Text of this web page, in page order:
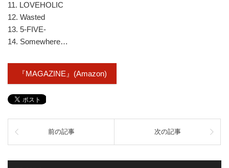
11. LOVEHOLIC
12. Wasted
13. 5-FIVE-
14. Somewhere…
『MAGAZINE』(Amazon)
前の記事 次の記事